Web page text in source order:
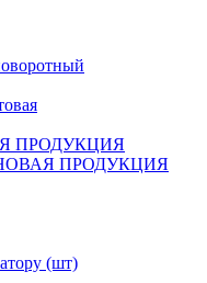
ПРОДУКЦИЯ
ПРОДУКЦИЯ
(шт)